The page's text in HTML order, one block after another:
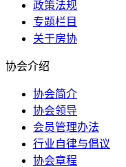
政策法规
专题栏目
关于房协
协会介绍
协会简介
协会领导
会员管理办法
行业自律与倡议
协会章程